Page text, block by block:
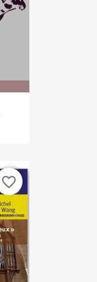
favorite_border